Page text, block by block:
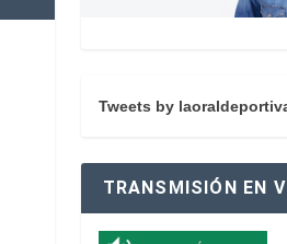
Tweets by
TRANSMISIÓN EN